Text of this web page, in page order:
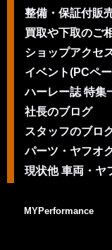
整備・保証付販
買取や下取のご
ショップアクセ
イベント(PCペ
ハーレー誌 特集
社長のブログ
スタッフのブロ
パーツ・ヤフオ
現状他 車両・ヤ
MYPerformance